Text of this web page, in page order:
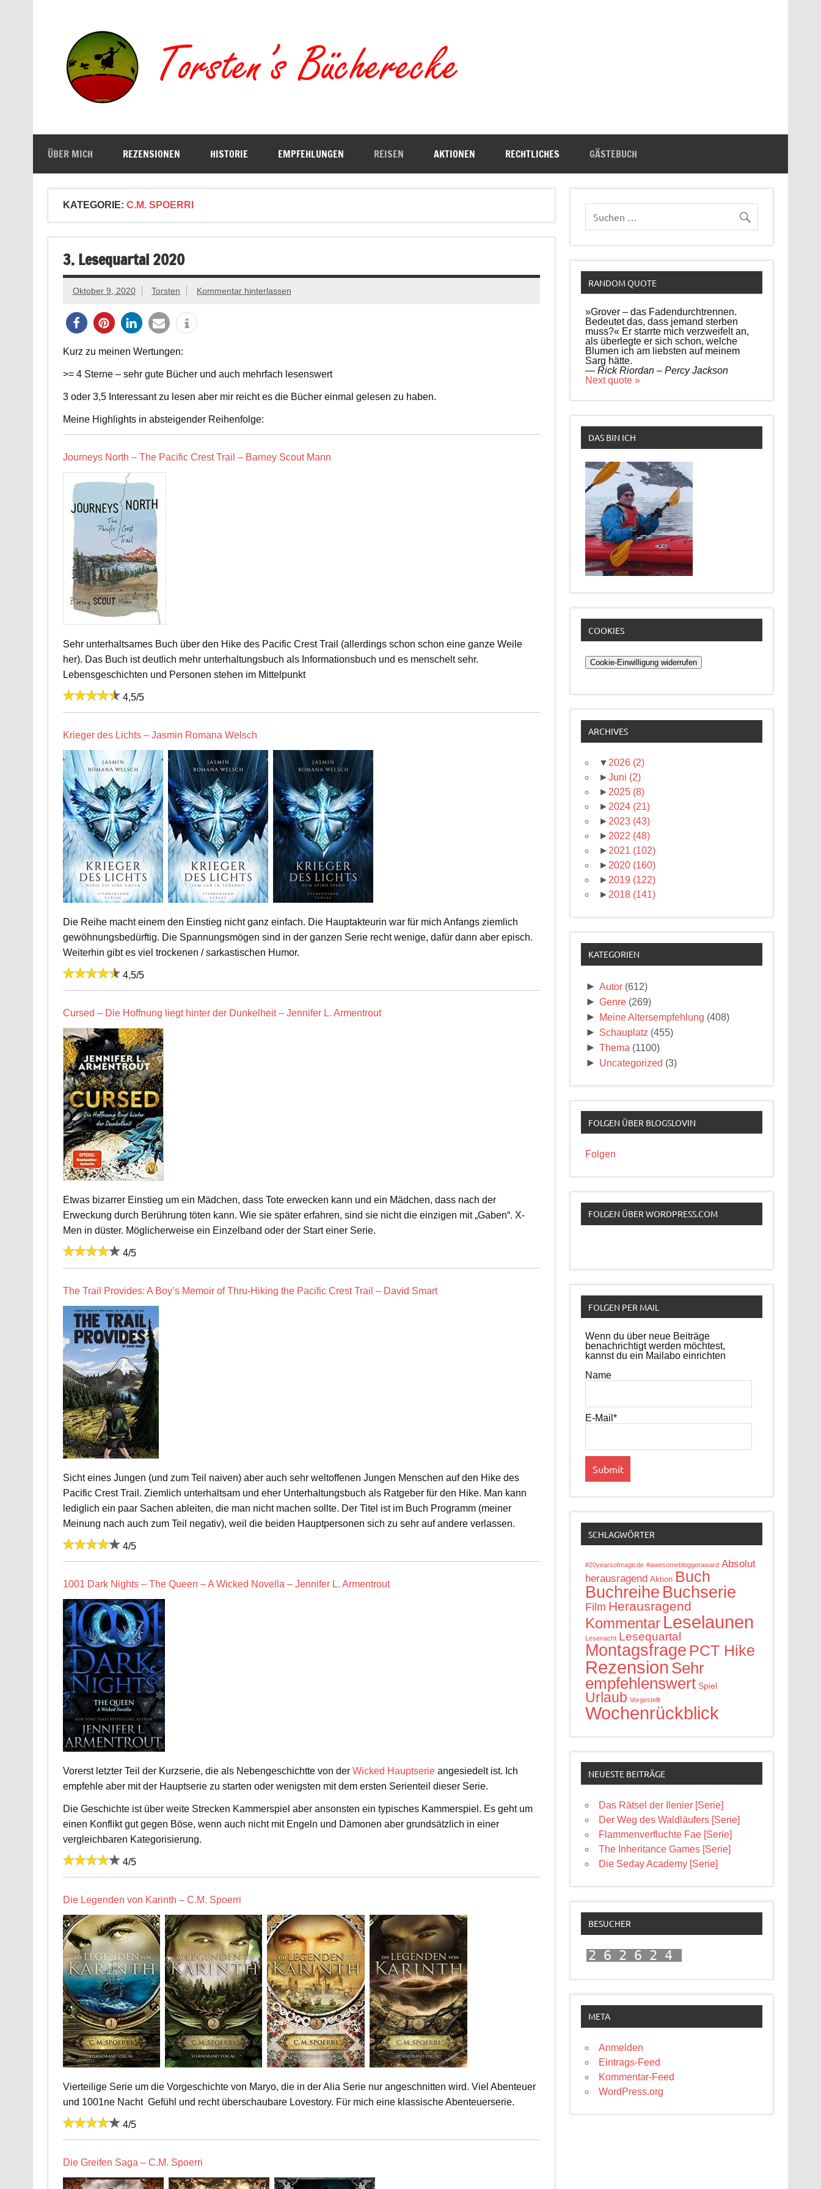
ÜBER MICH REZENSIONEN HISTORIE EMPFEHLUNGEN REISEN AKTIONEN RECHTLICHES GÄSTEBUCH
KATEGORIE: C.M. SPOERRI
3. Lesequartal 2020
Oktober 9, 2020 Torsten Kommentar hinterlassen
Kurz zu meinen Wertungen:
>= 4 Sterne – sehr gute Bücher und auch mehrfach lesenswert
3 oder 3,5 Interessant zu lesen aber mir reicht es die Bücher einmal gelesen zu haben.
Meine Highlights in absteigender Reihenfolge:
Journeys North – The Pacific Crest Trail – Barney Scout Mann
Sehr unterhaltsames Buch über den Hike des Pacific Crest Trail (allerdings schon schon eine ganze Weile
her). Das Buch ist deutlich mehr unterhaltungsbuch als Informationsbuch und es menschelt sehr.
Lebensgeschichten und Personen stehen im Mittelpunkt
4,5/5
Krieger des Lichts – Jasmin Romana Welsch
Die Reihe macht einem den Einstieg nicht ganz einfach. Die Hauptakteurin war für mich Anfangs ziemlich
gewöhnungsbedürftig. Die Spannungsmögen sind in der ganzen Serie recht wenige, dafür dann aber episch.
Weiterhin gibt es viel trockenen / sarkastischen Humor.
4,5/5
Cursed – Die Hoffnung liegt hinter der Dunkelheit – Jennifer L. Armentrout
Etwas bizarrer Einstieg um ein Mädchen, dass Tote erwecken kann und ein Mädchen, dass nach der
Erweckung durch Berührung töten kann. Wie sie später erfahren, sind sie nicht die einzigen mit „Gaben“. X-
Men in düster. Möglicherweise ein Einzelband oder der Start einer Serie.
4/5
The Trail Provides: A Boy’s Memoir of Thru-Hiking the Pacific Crest Trail – David Smart
Sicht eines Jungen (und zum Teil naiven) aber auch sehr weltoffenen Jungen Menschen auf den Hike des
Pacific Crest Trail. Ziemlich unterhaltsam und eher Unterhaltungsbuch als Ratgeber für den Hike. Man kann
lediglich ein paar Sachen ableiten, die man nicht machen sollte. Der Titel ist im Buch Programm (meiner
Meinung nach auch zum Teil negativ), weil die beiden Hauptpersonen sich zu sehr auf andere verlassen.
4/5
1001 Dark Nights – The Queen – A Wicked Novella – Jennifer L. Armentrout
Vorerst letzter Teil der Kurzserie, die als Nebengeschichtte von der Wicked Hauptserieangesiedelt ist. Ich
empfehle aber mit der Hauptserie zu starten oder wenigsten mit dem ersten Serienteil dieser Serie.
Die Geschichte ist über weite Strecken Kammerspiel aber ansonsten ein typisches Kammerspiel. Es geht um
einen Konflikt gut gegen Böse, wenn auch nicht mit Engeln und Dämonen aber grundsätzlich in einer
vergleichbaren Kategorisierung.
4/5
Die Legenden von Karinth – C.M. Spoerri
Vierteilige Serie um die Vorgeschichte von Maryo, die in der Alia Serie nur angeschnitten wird. Viel Abenteuer
und 1001ne Nacht Gefühl und recht überschaubare Lovestory. Für mich eine klassische Abenteuerserie.
4/5
Die Greifen Saga – C.M. Spoerri
RANDOM QUOTE
»Grover – das Fadendurchtrennen.
Bedeutet das, dass jemand sterben
muss?« Er starrte mich verzweifelt an,
als überlegte er sich schon, welche
Blumen ich am liebsten auf meinem
Sarg hätte.
—Rick Riordan – Percy Jackson
Next quote »
DAS BIN ICH
COOKIES
Cookie-Einwilligung widerrufen
ARCHIVES
▼ 2026 (2)
►Juni (2)
► 2025 (8)
► 2024 (21)
► 2023 (43)
► 2022 (48)
► 2021 (102)
► 2020 (160)
► 2019 (122)
► 2018 (141)
KATEGORIEN
► Autor (612)
► Genre (269)
► Meine Altersempfehlung (408)
► Schauplatz (455)
► Thema (1100)
► Uncategorized (3)
FOLGEN ÜBER BLOGSLOVIN
Folgen
FOLGEN ÜBER WORDPRESS.COM
FOLGEN PER MAIL
Wenn du über neue Beiträge
benachrichtigt werden möchtest,
kannst du ein Mailabo einrichten
Name
E-Mail*
SCHLAGWÖRTER
#20yearsofmagicde #awesomebloggeraward Absolut
herausragend Aktion Buch
Buchreihe Buchserie
Film Herausragend
Kommentar Leselaunen
Lesenacht Lesequartal
Montagsfrage PCT Hike
Rezension Sehr
empfehlenswert Spiel
Urlaub Vorgestellt
Wochenrückblick
NEUESTE BEITRÄGE
Das Rätsel der Ilenier [Serie]
Der Weg des Waldläufers [Serie]
Flammenverfluchte Fae [Serie]
The Inheritance Games [Serie]
Die Seday Academy [Serie]
BESUCHER
262624
META
Anmelden
Eintrags-Feed
Kommentar-Feed
WordPress.org